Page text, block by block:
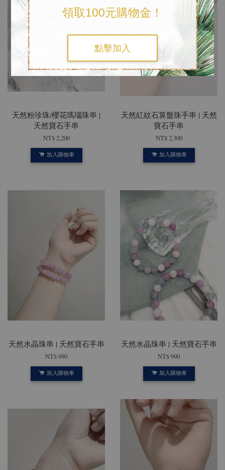
領取100元購物金！
點擊加入
天然粉珍珠/櫻花瑪瑙珠串 |
天然寶石手串
NT$ 2,200
加入購物車
天然紅紋石算盤珠手串 | 天然
寶石手串
NT$ 2,300
加入購物車
天然水晶珠串 | 天然寶石手串
NT$ 990
加入購物車
天然水晶珠串 | 天然寶石手串
NT$ 990
加入購物車